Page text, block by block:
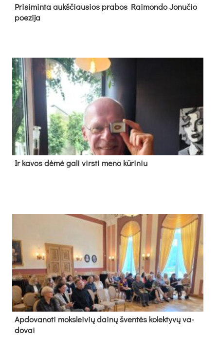
Pri­si­min­ta aukš­čiau­sios pra­bos Rai­mon­do Jo­nu­čio
poe­zi­ja
Ir ka­vos dė­mė ga­li virs­ti me­no kū­ri­niu
Ap­do­va­no­ti moks­lei­vių dai­nų šven­tės ko­lek­ty­vų va­
do­vai